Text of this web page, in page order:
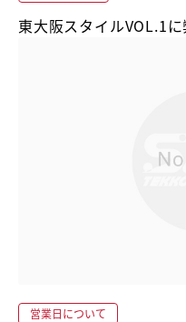
東大阪スタイルVOL.1
営業日について